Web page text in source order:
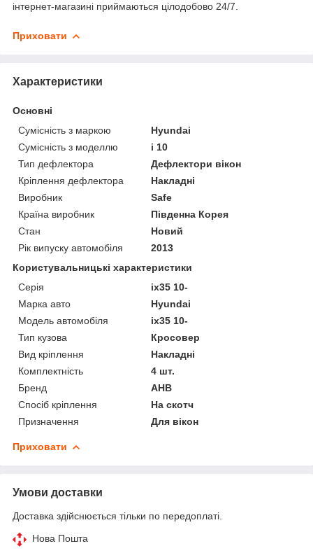
інтернет-магазині приймаються цілодобово 24/7.
Приховати
Характеристики
Основні
Сумісність з маркою
Hyundai
Сумісність з моделлю
i 10
Тип дефлектора
Дефлектори вікон
Кріплення дефлектора
Накладні
Виробник
Safe
Країна виробник
Південна Корея
Стан
Новий
Рік випуску автомобіля
2013
Користувальницькі характеристики
Серія
ix35 10-
Марка авто
Hyundai
Модель автомобіля
ix35 10-
Тип кузова
Кросовер
Вид кріплення
Накладні
Комплектність
4 шт.
Бренд
АНВ
Спосіб кріплення
На скотч
Призначення
Для вікон
Приховати
Умови доставки
Доставка здійснюється тільки по передоплаті.
Нова Пошта